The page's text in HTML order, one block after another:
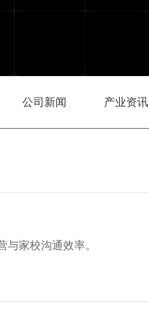
公司新闻 产业资讯
家校沟通效率。